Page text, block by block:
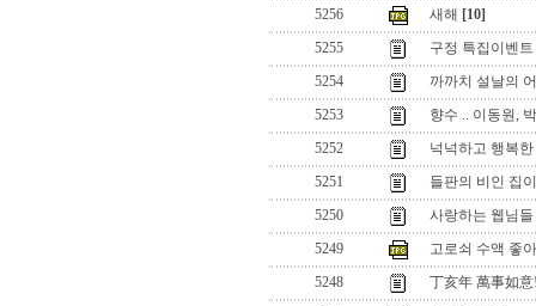
5256
새해 [10]
5255
구정 특집이벤트
5254
까까치 설날의
5253
향수 .. 이동원,
5252
넉넉하고 행복
5251
들판의 비인 집
5250
사랑하는 웹님
5249
고로쇠 수액 좋
5248
丁亥年 萬事如